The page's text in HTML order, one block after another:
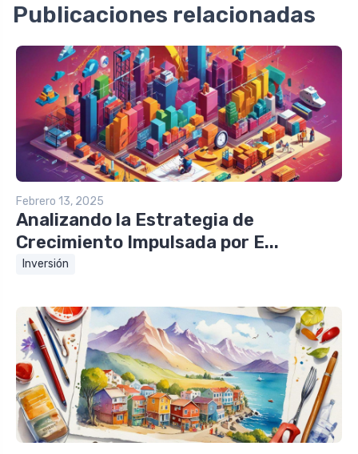
Publicaciones relacionadas
Febrero 13, 2025
Analizando la Estrategia de
Crecimiento Impulsada por E...
Inversión